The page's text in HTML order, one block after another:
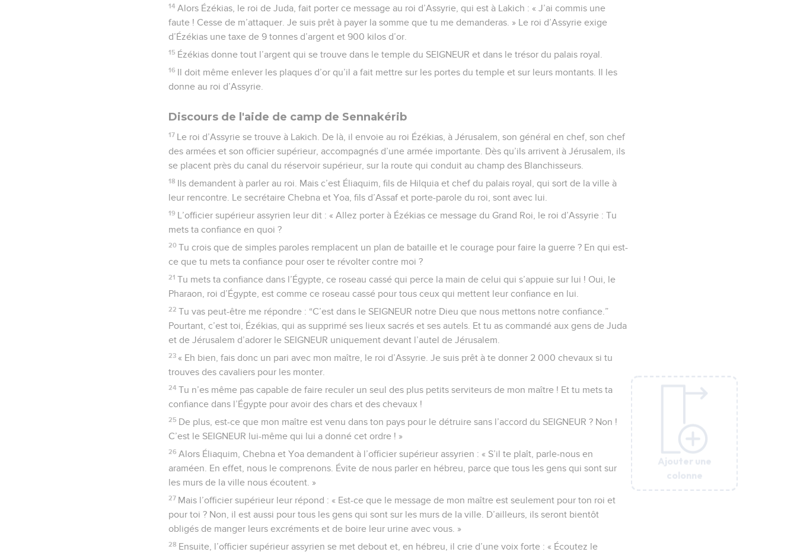
Ajouter une
colonne
14 Alors Ézékias, le roi de Juda, fait porter ce message au roi d’Assyrie, qui est à Lakich : « J’ai commis une
faute ! Cesse de m’attaquer. Je suis prêt à payer la somme que tu me demanderas. » Le roi d’Assyrie exige
d’Ézékias une taxe de 9 tonnes d’argent et 900 kilos d’or.
15 Ézékias donne tout l’argent qui se trouve dans le temple du SEIGNEUR et dans le trésor du palais royal.
16 Il doit même enlever les plaques d’or qu’il a fait mettre sur les portes du temple et sur leurs montants. Il les
donne au roi d’Assyrie.
Discours de l'aide de camp de Sennakérib
17 Le roi d’Assyrie se trouve à Lakich. De là, il envoie au roi Ézékias, à Jérusalem, son général en chef, son chef
des armées et son officier supérieur, accompagnés d’une armée importante. Dès qu’ils arrivent à Jérusalem, ils
se placent près du canal du réservoir supérieur, sur la route qui conduit au champ des Blanchisseurs.
18 Ils demandent à parler au roi. Mais c’est Éliaquim, fils de Hilquia et chef du palais royal, qui sort de la ville à
leur rencontre. Le secrétaire Chebna et Yoa, fils d’Assaf et porte-parole du roi, sont avec lui.
19 L’officier supérieur assyrien leur dit : « Allez porter à Ézékias ce message du Grand Roi, le roi d’Assyrie : Tu
mets ta confiance en quoi ?
20 Tu crois que de simples paroles remplacent un plan de bataille et le courage pour faire la guerre ? En qui est-
ce que tu mets ta confiance pour oser te révolter contre moi ?
21 Tu mets ta confiance dans l’Égypte, ce roseau cassé qui perce la main de celui qui s’appuie sur lui ! Oui, le
Pharaon, roi d’Égypte, est comme ce roseau cassé pour tous ceux qui mettent leur confiance en lui.
22 Tu vas peut-être me répondre : “C’est dans le SEIGNEUR notre Dieu que nous mettons notre confiance.”
Pourtant, c’est toi, Ézékias, qui as supprimé ses lieux sacrés et ses autels. Et tu as commandé aux gens de Juda
et de Jérusalem d’adorer le SEIGNEUR uniquement devant l’autel de Jérusalem.
23 « Eh bien, fais donc un pari avec mon maître, le roi d’Assyrie. Je suis prêt à te donner 2 000 chevaux si tu
trouves des cavaliers pour les monter.
24 Tu n’es même pas capable de faire reculer un seul des plus petits serviteurs de mon maître ! Et tu mets ta
confiance dans l’Égypte pour avoir des chars et des chevaux !
25 De plus, est-ce que mon maître est venu dans ton pays pour le détruire sans l’accord du SEIGNEUR ? Non !
C’est le SEIGNEUR lui-même qui lui a donné cet ordre ! »
26 Alors Éliaquim, Chebna et Yoa demandent à l’officier supérieur assyrien : « S’il te plaît, parle-nous en
araméen. En effet, nous le comprenons. Évite de nous parler en hébreu, parce que tous les gens qui sont sur
les murs de la ville nous écoutent. »
27 Mais l’officier supérieur leur répond : « Est-ce que le message de mon maître est seulement pour ton roi et
pour toi ? Non, il est aussi pour tous les gens qui sont sur les murs de la ville. D’ailleurs, ils seront bientôt
obligés de manger leurs excréments et de boire leur urine avec vous. »
28 Ensuite, l’officier supérieur assyrien se met debout et, en hébreu, il crie d’une voix forte : « Écoutez le
Ajouter une
colonne
Ajouter une
colonne
Ajouter une
colonne
Ajouter une
colonne